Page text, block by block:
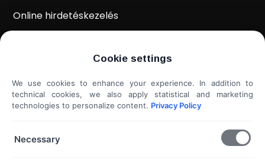
Online hirdetéskezelés
Weboldal kiértékelés
Shoprenter / Unas webshop készítés
Hideg e-mail megkeresés
További szolgáltatások...
Cookie settings
We use cookies to enhance your experience. In addition to
technical cookies, we also apply statistical and marketing
technologies to personalize content. Privacy Policy
Necessary